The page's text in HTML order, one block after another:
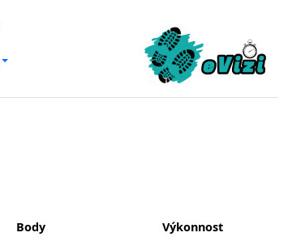
Body Výkonnost